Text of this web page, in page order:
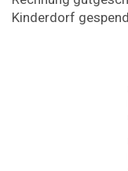
Kinderdorf